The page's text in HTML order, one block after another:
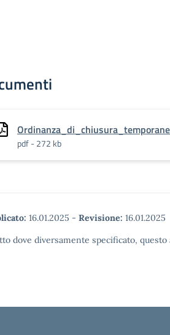
pdf - 272 kb
16.01.2025 - Revisione: 16.01.2025
dove diversamente specificato,